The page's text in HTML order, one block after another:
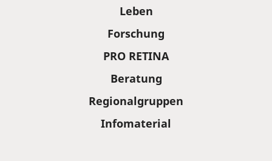
Leben
Forschung
PRO RETINA
Beratung
Regionalgruppen
Infomaterial